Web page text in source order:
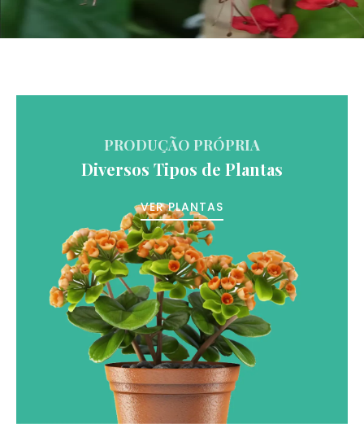
PRODUÇÃO PRÓPRIA
Diversos Tipos de Plantas
VER PLANTAS